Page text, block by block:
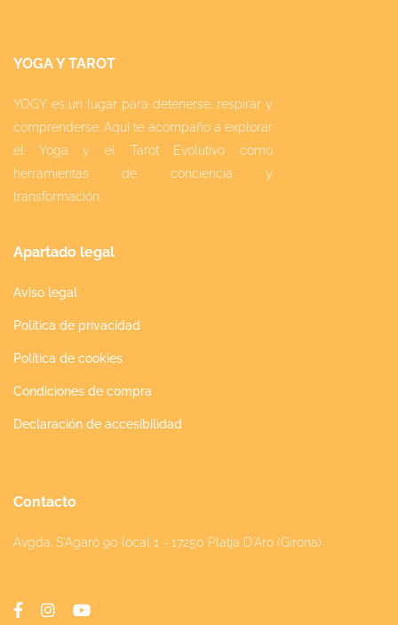
YOGA Y TAROT
YOGY es un lugar para detenerse, respirar y
comprenderse. Aquí te acompaño a explorar
el Yoga y el Tarot Evolutivo como
herramientas de conciencia y
transformación.
Apartado legal
Aviso legal
Política de privacidad
Política de cookies
Condiciones de compra
Declaración de accesibilidad
Contacto
Avgda. S'Agaró 90 local 1 - 17250 Platja D'Aro (Girona)